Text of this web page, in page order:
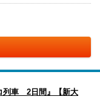
列車 2日間』【新大